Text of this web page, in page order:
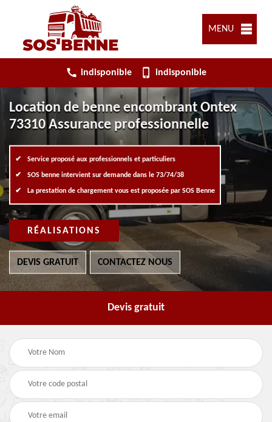
MENU
indisponible indisponible
Location de benne encombrant Ontex
73310 Assurance professionnelle
Service proposé aux professionnels et particuliers
SOS benne intervient sur demande dans le 73/74/38
La prestation de chargement vous est proposée par SOS Benne
RÉALISATIONS
DEVIS GRATUIT CONTACTEZ NOUS
Devis gratuit